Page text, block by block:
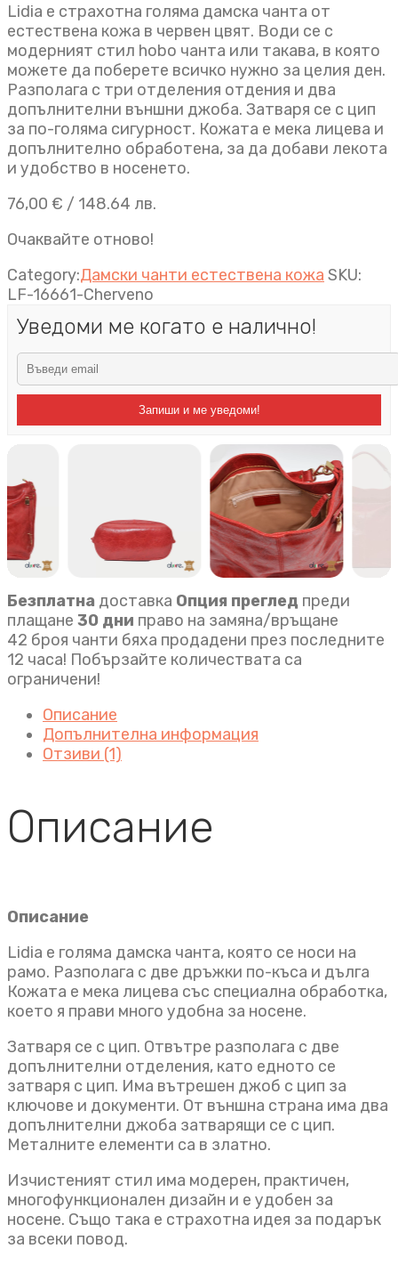
Lidia е страхотна голяма дамска чанта от
естествена кожа в червен цвят. Води се с
модерният стил hobo чанта или такава, в която
можете да поберете всичко нужно за целия ден.
Разполага с три отделения отдения и два
допълнителни външни джоба. Затваря се с цип
за по-голяма сигурност. Кожата е мека лицева и
допълнително обработена, за да добави лекота
и удобство в носенето.
76,00 € / 148.64 лв.
Очаквайте отново!
Category:Дамски чанти естествена кожа SKU:
LF-16661-Cherveno
Уведоми ме когато е налично!
Запиши и ме уведоми!
Безплатна доставка Опция преглед преди
плащане 30 дни право на замяна/връщане
42 броя чанти бяха продадени през последните
12 часа! Побързайте количествата са
ограничени!
Описание
Допълнителна информация
Отзиви (1)
Описание
Описание
Lidia е голяма дамска чанта, която се носи на
рамо. Разполага с две дръжки по-къса и дълга
Кожата е мека лицева със специална обработка,
което я прави много удобна за носене.
Затваря се с цип. Отвътре разполага с две
допълнителни отделения, като едното се
затваря с цип. Има вътрешен джоб с цип за
ключове и документи. От външна страна има два
допълнителни джоба затварящи се с цип.
Металните елементи са в златно.
Изчистеният стил има модерен, практичен,
многофункционален дизайн и е удобен за
носене. Също така е страхотна идея за подарък
за всеки повод.